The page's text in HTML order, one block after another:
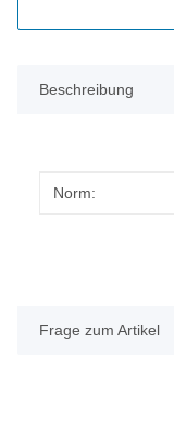
Beschreibung
Wert
Norm:
Frage zum Artikel